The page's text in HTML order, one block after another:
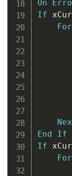
On
If
For
End
If
If
For